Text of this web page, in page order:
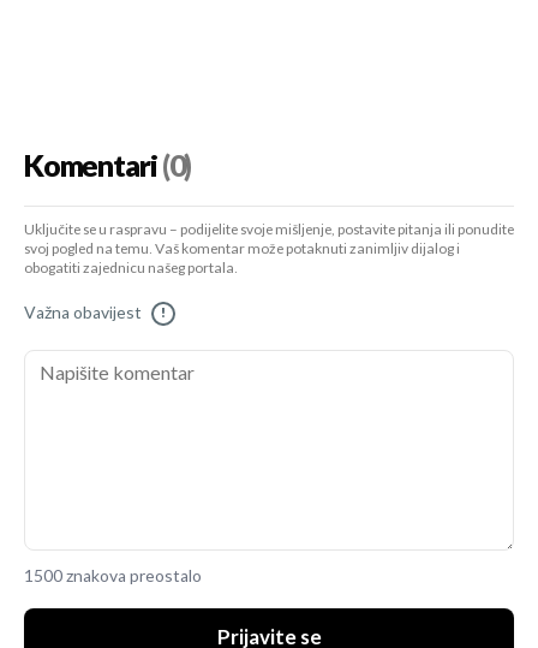
Komentari(0)
Uključite se u raspravu – podijelite svoje mišljenje, postavite pitanja ili ponudite
svoj pogled na temu. Vaš komentar može potaknuti zanimljiv dijalog i
obogatiti zajednicu našeg portala.
Važna obavijest !
1500 znakova preostalo
Prijavite se